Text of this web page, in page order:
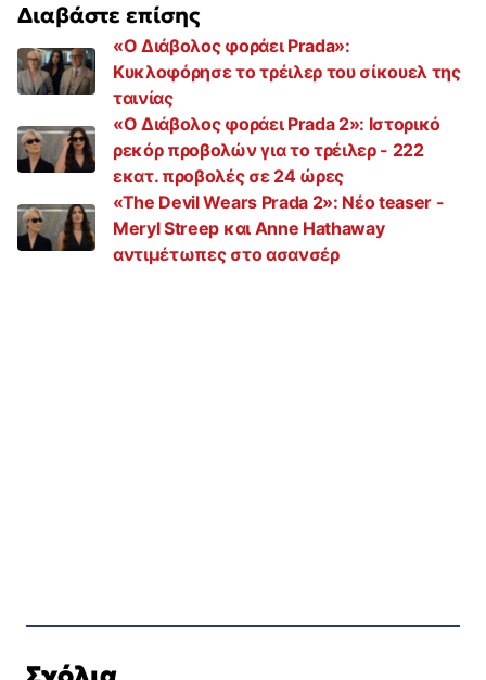
Διαβάστε επίσης
«Ο Διάβολος φοράει Prada»:
Κυκλοφόρησε το τρέιλερ του σίκουελ της
ταινίας
«Ο Διάβολος φοράει Prada 2»: Ιστορικό
ρεκόρ προβολών για το τρέιλερ - 222
εκατ. προβολές σε 24 ώρες
«The Devil Wears Prada 2»: Nέο teaser -
Meryl Streep και Anne Hathaway
αντιμέτωπες στο ασανσέρ